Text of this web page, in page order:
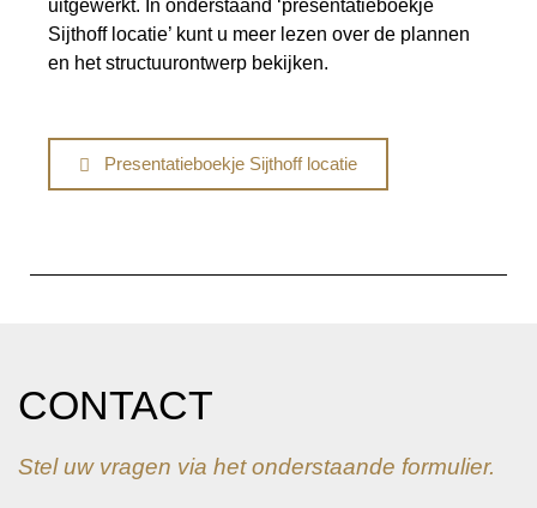
uitgewerkt. In onderstaand ‘presentatieboekje
Sijthoff locatie’ kunt u meer lezen over de plannen
en het structuurontwerp bekijken.
Presentatieboekje Sijthoff locatie
CONTACT
Stel uw vragen via het onderstaande formulier.